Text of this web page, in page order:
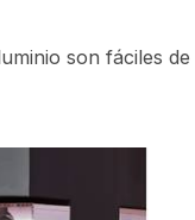
son fáciles